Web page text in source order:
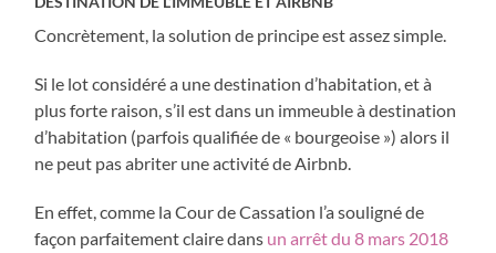
Concrètement, la solution de principe est assez simple.
Si le lot considéré a une destination d’habitation, et à
plus forte raison, s’il est dans un immeuble à destination
d’habitation (parfois qualifiée de « bourgeoise ») alors il
ne peut pas abriter une activité de Airbnb.
En effet, comme la Cour de Cassation l’a souligné de
façon parfaitement claire dans un arrêt du 8 mars 2018